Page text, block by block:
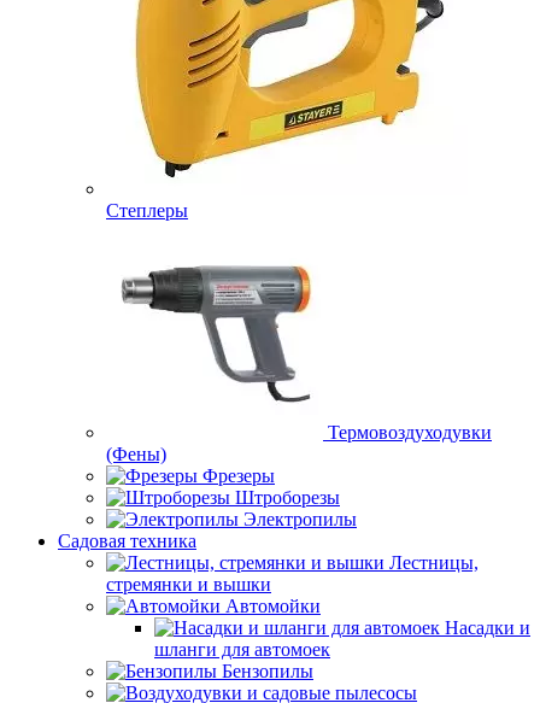
Степлеры
Термовоздуходувки
(Фены)
Фрезеры
Штроборезы
Электропилы
Садовая техника
Лестницы,
стремянки и вышки
Автомойки
Насадки и
шланги для автомоек
Бензопилы